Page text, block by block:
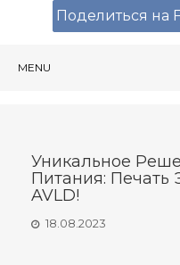
MENU
Уникальное
Питания:
AVLD!
18.08.2023
Поделиться на